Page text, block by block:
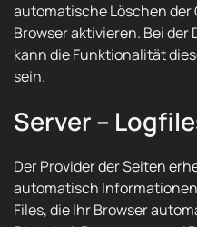
automatische Löschen der
Browser aktivieren. Bei der
kann die Funktionalität
sein.
Server –
Der Provider der Seiten
automatisch
Files, die Ihr Browser